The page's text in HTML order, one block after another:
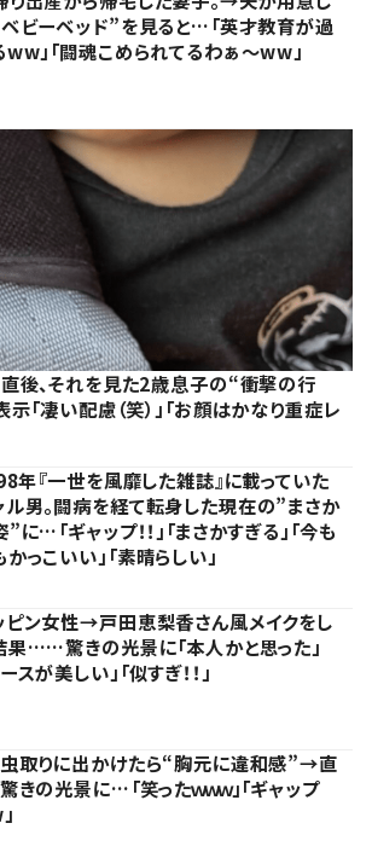
ビーベッド”を見ると…「英才教育が過
ww」「闘魂こめられてるわぁ～ww」
後、それを見た2歳息子の“衝撃の行
凄い配慮（笑）」「お顔はかなり重症レ
年『一世を風靡した雑誌』に載っていた
ル男。闘病を経て転身した現在の”まさか
に…「ギャップ！！」「まさかすぎる」「今も
っこいい」「素晴らしい」
ピン女性→戸田恵梨香さん風メイクをし
果……驚きの光景に「本人かと思った」
スが美しい」「似すぎ！！」
虫取りに出かけたら“胸元に違和感”→直
きの光景に…「笑ったｗｗｗ」「ギャップ